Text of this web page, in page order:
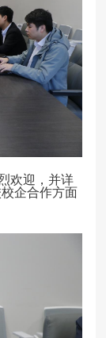
欢迎，并详
企合作方面